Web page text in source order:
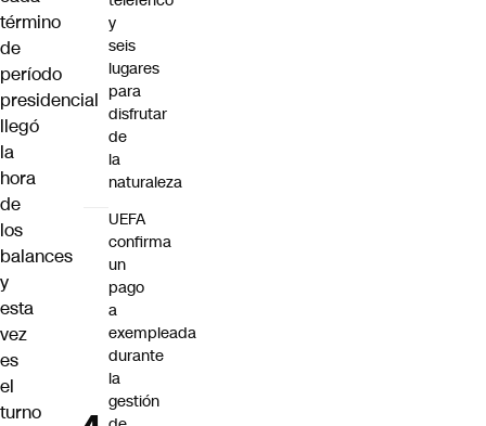
término
de
período
presidencial
llegó
la
hora
de
los
balances
y
esta
vez
es
el
turno
y
seis
lugares
para
disfrutar
de
la
naturaleza
UEFA
confirma
un
pago
a
exempleada
durante
la
gestión